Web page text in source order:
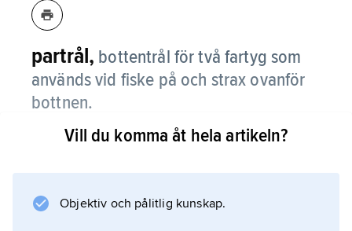
partrål, bottentrål för två fartyg som
används vid fiske på och strax ovanför
bottnen.
Fisken brukar skrämmas in mot trålen med
Vill du komma åt hela artikeln?
Objektiv och pålitlig kunskap.